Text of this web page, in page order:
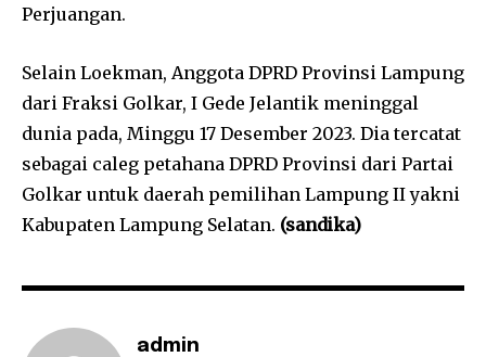
Perjuangan.
Selain Loekman, Anggota DPRD Provinsi Lampung
dari Fraksi Golkar, I Gede Jelantik meninggal
dunia pada, Minggu 17 Desember 2023. Dia tercatat
sebagai caleg petahana DPRD Provinsi dari Partai
Golkar untuk daerah pemilihan Lampung II yakni
Kabupaten Lampung Selatan. (sandika)
admin